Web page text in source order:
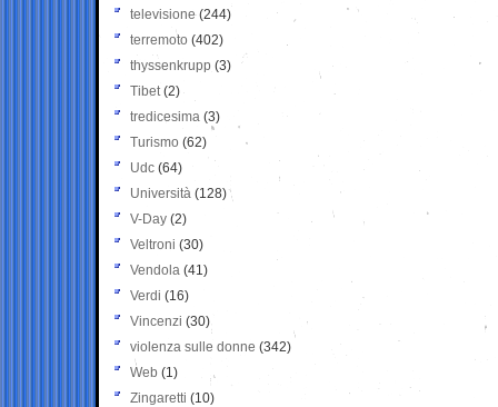
televisione(244)
terremoto (402)
thyssenkrupp (3)
Tibet(2)
tredicesima (3)
Turismo (62)
Udc (64)
Università (128)
V-Day (2)
Veltroni (30)
Vendola (41)
Verdi (16)
Vincenzi (30)
violenza sulle donne (342)
Web (1)
Zingaretti (10)